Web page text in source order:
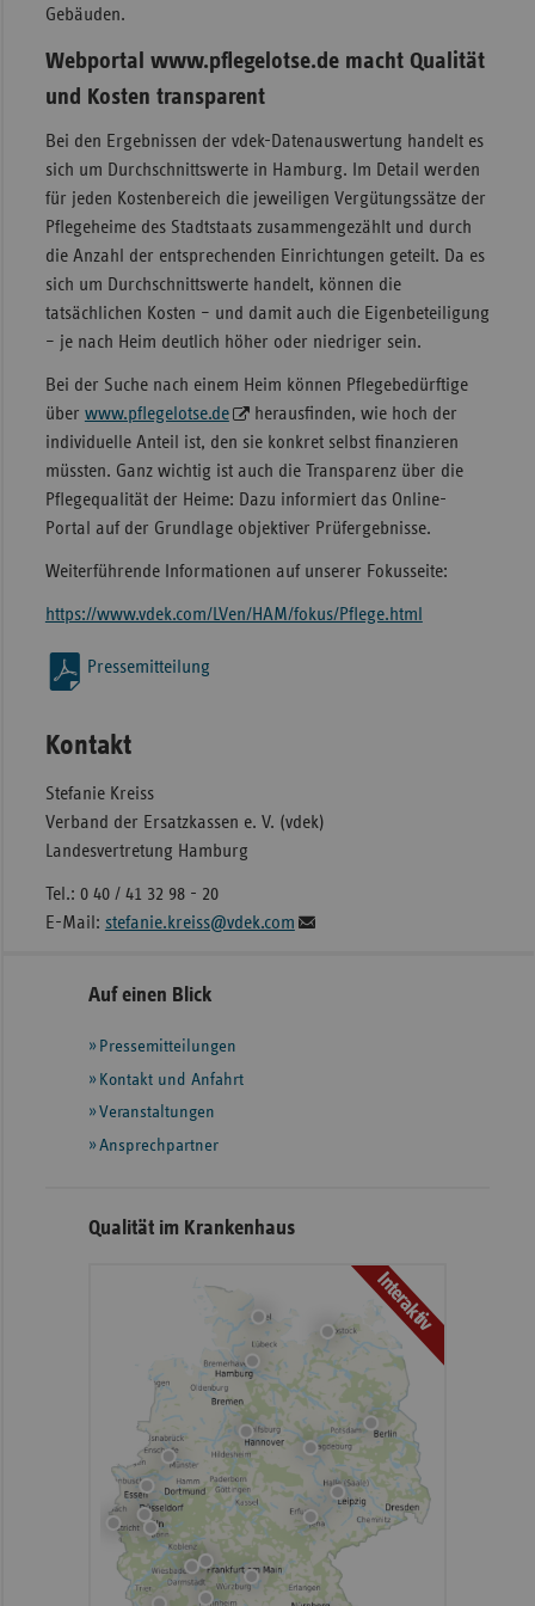
Gebäuden.
Webportal www.pflegelotse.de macht Qualität
und Kosten transparent
Bei den Ergebnissen der vdek-Datenauswertung handelt es
sich um Durchschnittswerte in Hamburg. Im Detail werden
für jeden Kostenbereich die jeweiligen Vergütungssätze der
Pflegeheime des Stadtstaats zusammengezählt und durch
die Anzahl der entsprechenden Einrichtungen geteilt. Da es
sich um Durchschnittswerte handelt, können die
tatsächlichen Kosten – und damit auch die Eigenbeteiligung
– je nach Heim deutlich höher oder niedriger sein.
Bei der Suche nach einem Heim können Pflegebedürftige
über www.pflegelotse.de
herausfinden, wie hoch der
individuelle Anteil ist, den sie konkret selbst finanzieren
müssten. Ganz wichtig ist auch die Transparenz über die
Pflegequalität der Heime: Dazu informiert das Online-
Portal auf der Grundlage objektiver Prüfergebnisse.
Weiterführende Informationen auf unserer Fokusseite:
https://www.vdek.com/LVen/HAM/fokus/Pflege.html
Pressemitteilung
Kontakt
Stefanie Kreiss
Verband der Ersatzkassen e. V. (vdek)
Landesvertretung Hamburg
Tel.: 0 40 / 41 32 98 - 20
E-Mail: stefanie.kreiss@vdek.com
Seitennavigation
Seitenleiste
weiteren
Informationen
Auf einen Blick
Pressemitteilungen
Kontakt und Anfahrt
Veranstaltungen
Ansprechpartner
Qualität im Krankenhaus
Interaktiv